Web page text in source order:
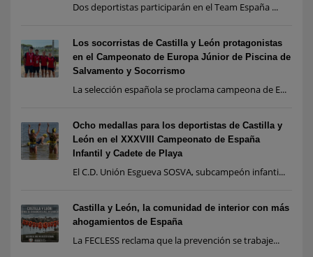
Dos deportistas participarán en el Team España ...
Los socorristas de Castilla y León protagonistas
en el Campeonato de Europa Júnior de Piscina de
Salvamento y Socorrismo
La selección española se proclama campeona de E...
Ocho medallas para los deportistas de Castilla y
León en el XXXVIII Campeonato de España
Infantil y Cadete de Playa
El C.D. Unión Esgueva SOSVA, subcampeón infanti...
Castilla y León, la comunidad de interior con más
ahogamientos de España
La FECLESS reclama que la prevención se trabaje...